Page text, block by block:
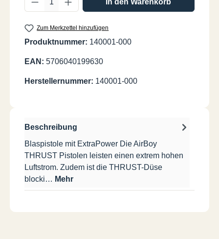
Zum Merkzettel hinzufügen
Produktnummer: 140001-000
EAN: 5706040199630
Herstellernummer: 140001-000
Beschreibung
Blaspistole mit ExtraPower Die AirBoy
THRUST Pistolen leisten einen extrem hohen
Luftstrom. Zudem ist die THRUST-Düse
blocki… Mehr